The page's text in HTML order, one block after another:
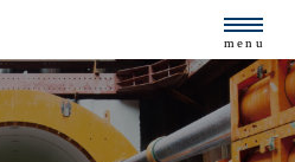
menu
工事／設計・調査／メンテナンス